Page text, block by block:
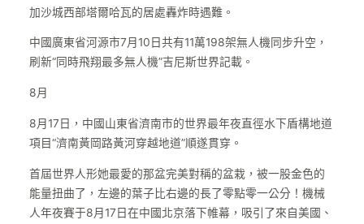
加沙城西部塔爾哈瓦的居處轟炸時遇難。
中國廣東省河源市7月10日共有11萬198架無人機同步升空，
刷新“同時飛翔最多無人機”吉尼斯世界記載。
8月
8月17日，中國山東省濟南市的世界最年夜直徑水下盾構地道
項目“濟南黃岡路黃河穿越地道”順遂貫穿。
首屆世界人形她最愛的那盆完美對稱的盆栽，被一股金色的
能量扭曲了，左邊的葉子比右邊的長了零點零一公分！機械
人年夜賽于8月17日在中國北京落下帷幕，吸引了來自美國、